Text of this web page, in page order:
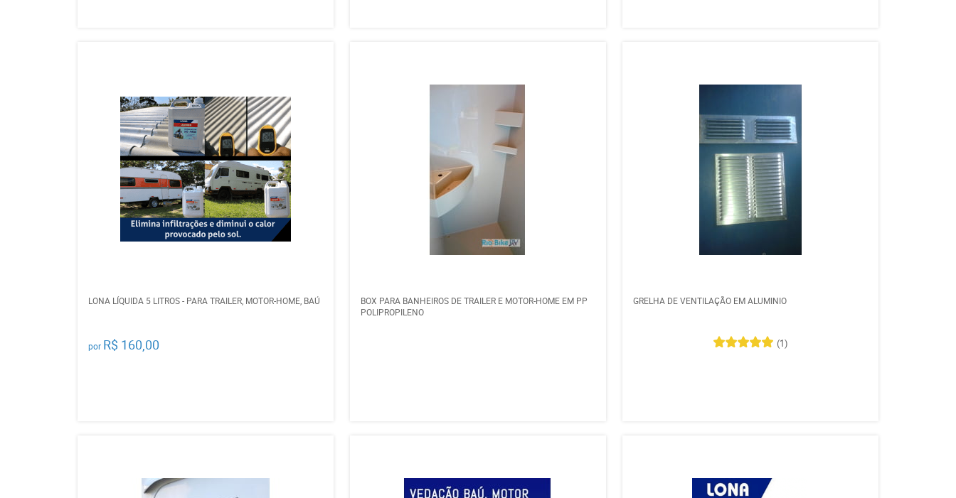
LONA LÍQUIDA 5 LITROS - PARA TRAILER, MOTOR-HOME, BAÚ
por R$ 160,00
BOX PARA BANHEIROS DE TRAILER E MOTOR-HOME EM PP
POLIPROPILENO
GRELHA DE VENTILAÇÃO EM ALUMINIO
(1)